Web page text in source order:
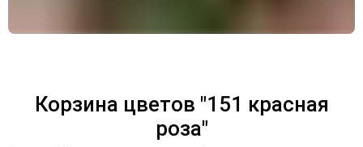
Корзина цветов "151 красная
роза"